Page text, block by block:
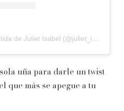
Una publicación compartida de Juliet Isabel (@juliet_isabel)
uña para darle un twist
que más se apegue a tu